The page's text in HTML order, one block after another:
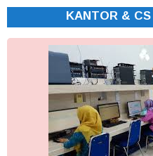
KANTOR & CS